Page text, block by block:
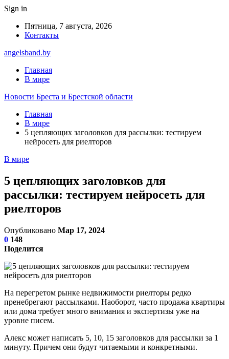
Sign in
Пятница, 7 августа, 2026
Контакты
angelsband.by
Главная
В мире
Новости Бреста и Брестской области
Главная
В мире
5 цепляющих заголовков для рассылки: тестируем
нейросеть для риелторов
В мире
5 цепляющих заголовков для
рассылки: тестируем нейросеть для
риелторов
Опубликовано Мар 17, 2024
0 148
Поделится
На перегретом рынке недвижимости риелторы редко
пренебрегают рассылками. Наоборот, часто продажа квартиры
или дома требует много внимания и экспертизы уже на
уровне писем.
Алекс может написать 5, 10, 15 заголовков для рассылки за 1
минуту. Причем они будут читаемыми и конкретными.